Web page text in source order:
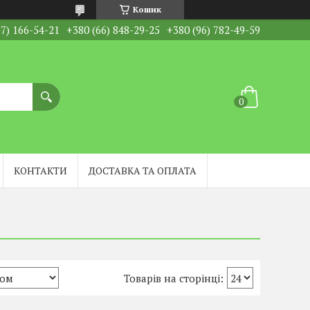
Кошик
166-54-21 +380 (66) 848-29-25 +380 (96) 782-49-59
КОНТАКТИ ДОСТАВКА ТА ОПЛАТА